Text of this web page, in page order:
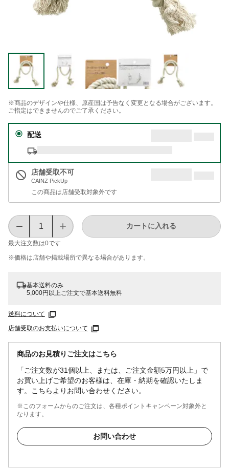
※商品のデザインや仕様、原産国は予告なく変更となる場合がございます。
ご指定はできませんのでご了承ください。
配送
店舗受取不可
CAINZ PickUp
この商品は店舗受取対象外です
最大注文数は0です
カートに入れる
※価格は​店舗や​掲載場所で​異なる​場合が​あります。
基本送料のみ
5,000円以上ご注文で基本送料無料
送料について
店舗受取のお支払いについて
商品のお見積りご注文はこちら
「ご注文数が31個以上、または、ご注文金額5万円以上」で
お買い上げご希望のお客様は、在庫・納期を確認いたしま
す。こちらよりお問い合わせください。
※このフォームからのご注文は、各種ポイントキャンペーン対象外と
なります。
お問い合わせ